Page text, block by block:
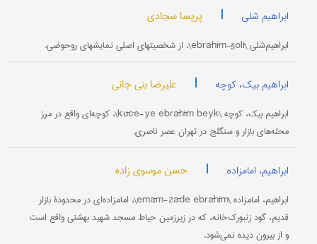
ابراهیم شلی | پریسا سجادی
ابراهیم‌شلی \ebrāhīm-šolī\، از شخصیتهای اصلی نمایشهای روحوضی.
ابراهیم بیک، کوچه | علیرضا بنی جانی
ابراهیم بیک، کوچه \kūče-ye ebrāhīm beyk\، کوچه‌ای واقع در مرز
محله‌های بازار و سنگلج در تهران عصر ناصری.
ابراهیم، امامزاده | حسن موسوی زاده
ابراهیم، امامزاده \emām-zāde ebrāhīm\، امامزاده‌ای در محدودۀ بازار
قدیم، گود زنبورک‌خانه، که در زیرزمین حیاط مسجد شهید بهشتی واقع است
و از بیرون دیده نمی‌شود.